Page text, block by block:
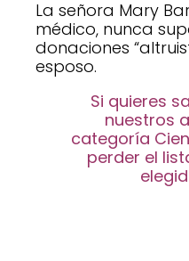
La señora Mary
médico, nunca
donaciones
esposo.
Si quieres
nuestros
categoría
perder el